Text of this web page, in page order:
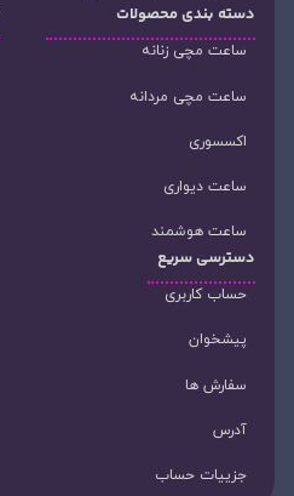
دسته‌ بندی محصولات
ساعت مچی زنانه
ساعت مچی مردانه
اکسسوری
ساعت دیواری
ساعت هوشمند
دسترسی سریع
حساب کاربری
پیشخوان
سفارش ها
آدرس
جزییات حساب